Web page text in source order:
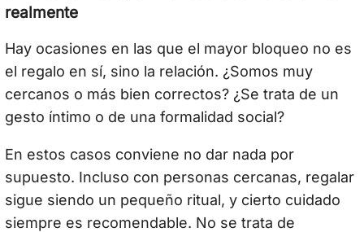
realmente
Hay ocasiones en las que el mayor bloqueo no es
el regalo en sí, sino la relación. ¿Somos muy
cercanos o más bien correctos? ¿Se trata de un
gesto íntimo o de una formalidad social?
En estos casos conviene no dar nada por
supuesto. Incluso con personas cercanas, regalar
sigue siendo un pequeño ritual, y cierto cuidado
siempre es recomendable. No se trata de